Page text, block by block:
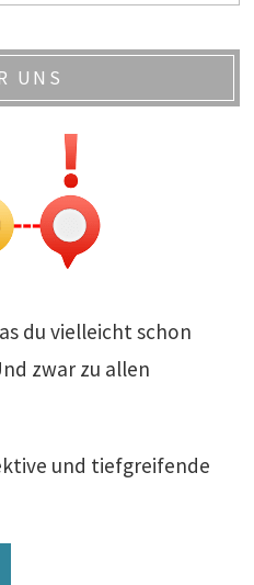
UNS
du vielleicht schon
zwar zu allen
und tiefgreifende